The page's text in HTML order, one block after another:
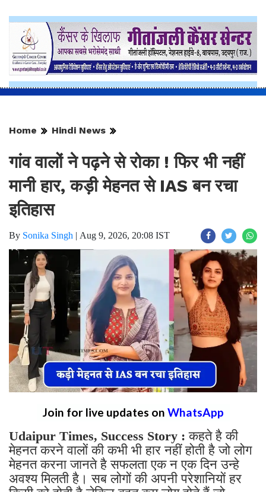
Home Hindi News
गांव वालों ने पढ़ने से रोका ! फिर भी नहीं
मानी हार, कड़ी मेहनत से IAS बन रचा
इतिहास
By Sonika Singh | Aug 9, 2026, 20:08 IST
Join for live updates on WhatsApp
Udaipur Times, Success Story :कहते है की
मेहनत करने वालों की कभी भी हार नहीं होती है जो लोग
मेहनत करना जानते है सफलता एक न एक दिन उन्हे
अवश्य मिलती है। सब लोगों की अपनी परेशानियों हर